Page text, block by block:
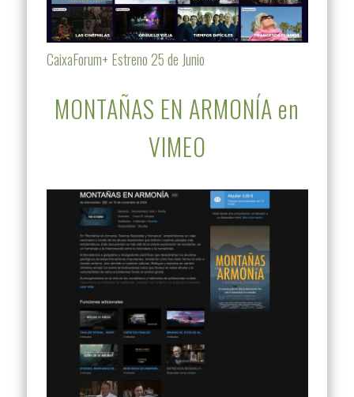
CaixaForum+ Estreno 25 de Junio
MONTAÑAS EN ARMONÍA en
VIMEO